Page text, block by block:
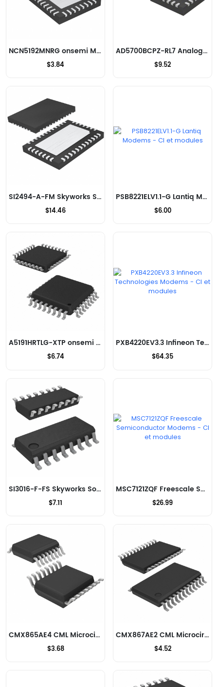
NCN5192MNRG onsemi Modems - CI et modules
$3.84
AD5700BCPZ-RL7 Analog Devices Inc. Modems - CI et modules
$9.52
SI2494-A-FM Skyworks Solutions Inc. Modems - CI et modules
$14.46
PSB8221ELV1.1-G Lantiq Modems - CI et modules
$6.00
A5191HRTLG-XTP onsemi Modems - CI et modules
$6.74
PXB4220EV3.3 Infineon Technologies Modems - CI et modules
$64.35
SI3016-F-FS Skyworks Solutions Inc. Modems - CI et modules
$7.11
MSC7121ZQF Freescale Semiconductor Modems - CI et modules
$26.99
CMX865AE4 CML Microcircuits Modems - CI et modules
$3.68
CMX867AE2 CML Microcircuits Modems - CI et modules
$4.52